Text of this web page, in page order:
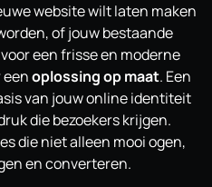
website wilt laten maken
of jouw bestaande
een frisse en moderne
oplossing op maat. Een
van jouw online identiteit
die bezoekers krijgen.
die niet alleen mooi ogen,
en converteren.